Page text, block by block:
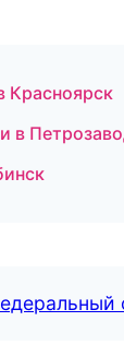
Красноярск
в